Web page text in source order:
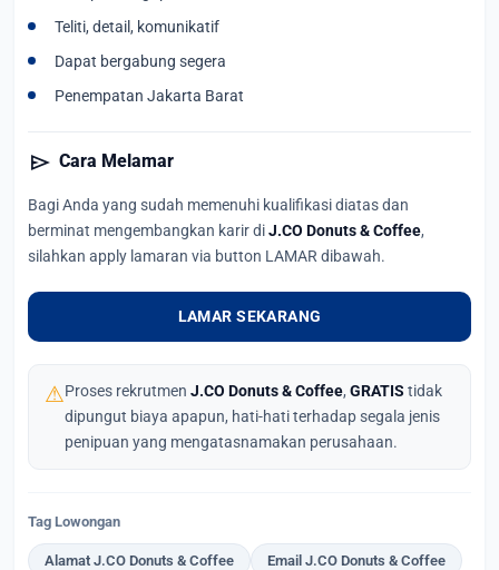
Teliti, detail, komunikatif
Dapat bergabung segera
Penempatan Jakarta Barat
send Cara Melamar
Bagi Anda yang sudah memenuhi kualifikasi diatas dan
berminat mengembangkan karir diJ.CO Donuts & Coffee,
silahkan apply lamaran via button LAMAR dibawah.
LAMAR SEKARANG
⚠Proses rekrutmen J.CO Donuts & Coffee, GRATIS tidak
dipungut biaya apapun, hati-hati terhadap segala jenis
penipuan yang mengatasnamakan perusahaan.
Tag Lowongan
Alamat J.CO Donuts & Coffee Email J.CO Donuts & Coffee